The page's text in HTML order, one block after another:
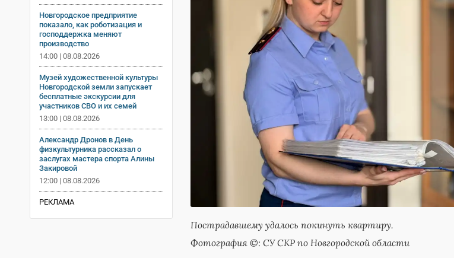
Новгородское предприятие
показало, как роботизация и
господдержка меняют
производство
14:00 | 08.08.2026
Музей художественной культуры
Новгородской земли запускает
бесплатные экскурсии для
участников СВО и их семей
13:00 | 08.08.2026
Александр Дронов в День
физкультурника рассказал о
заслугах мастера спорта Алины
Закировой
12:00 | 08.08.2026
РЕКЛАМА
Пострадавшему удалось покинуть квартиру.
Фотография ©: СУ СКР по Новгородской области